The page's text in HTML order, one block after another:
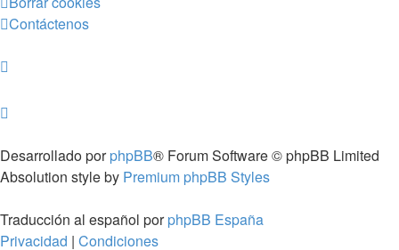
Contáctenos
Desarrollado porphpBB® Forum Software © phpBB Limited
Absolution style by Premium phpBB Styles
Traducción al español porphpBB España
Privacidad | Condiciones